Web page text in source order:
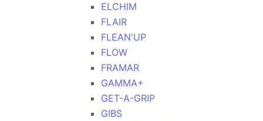
ELCHIM
FLAIR
FLEAN'UP
FLOW
FRAMAR
GAMMA+
GET-A-GRIP
GIBS